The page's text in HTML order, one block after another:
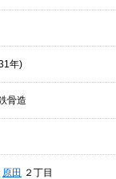
年)
骨造
原田 ２丁目